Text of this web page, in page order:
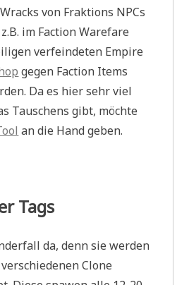
von Fraktions NPCs
im Faction Warefare
verfeindeten Empire
gegen Faction Items
Da es hier sehr viel
Tauschens gibt, möchte
an die Hand geben.
Tags
da, denn sie werden
Clone